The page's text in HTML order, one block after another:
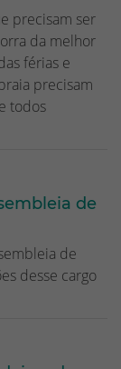
precisam ser
da melhor
férias e
precisam
todos
de
de
desse cargo